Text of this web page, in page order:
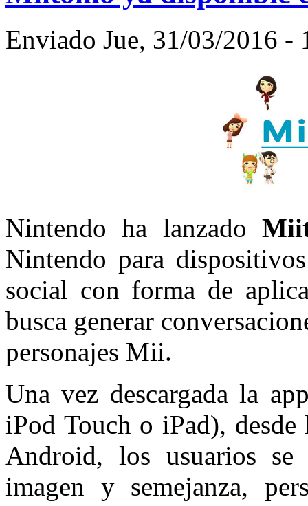
Enviado Jue, 31/03/2016 -
Nintendo ha lanzado
Nintendo para
social con forma de
busca generar
personajes Mii.
Una vez descargada la
iPod Touch o iPad),
Android, los usuarios
imagen y semejanza,